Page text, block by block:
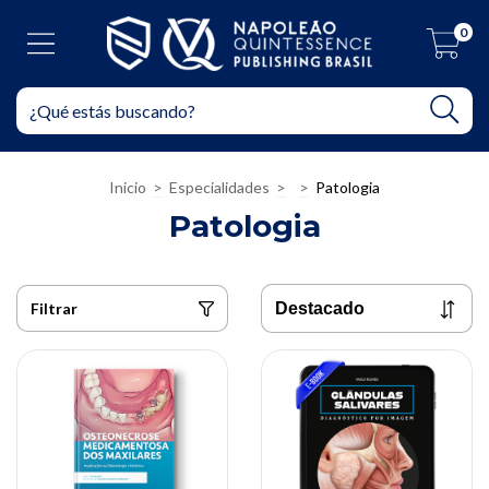
0
Inicio > Especialidades > > Patologia
Patologia
Filtrar